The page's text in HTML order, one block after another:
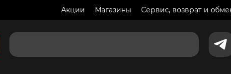
Акции Магазины Сервис, возврат и
16 710BYN
13370BYN
купить
сейчас